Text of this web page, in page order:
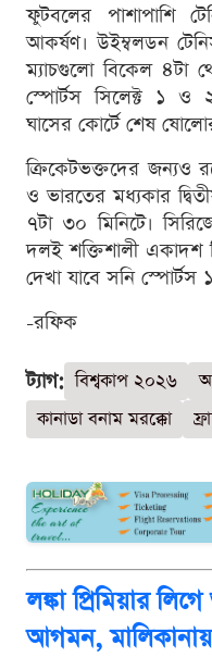
ফুটবলের পাশাপাশি
আকর্ষণ। উইম্বলডন
ম্যাচগুলো বিকেল ৪টা
স্পোর্টস সিলেক্ট ১ ও
ঘাসের কোর্টে শেষ
ক্রিকেটভক্তদের জন্যও
ও ভারতের মধ্যকার
৭টা ৩০ মিনিটে।
দলই শক্তিশালী একাদশ
দেখা যাবে সনি স্পোর্টস
-রফিক
ট্যাগ: বিশ্বকাপ ২০২৬
কানাডা বনাম মরক্কো
লঙ্কা প্রিমিয়ার
আগমন,